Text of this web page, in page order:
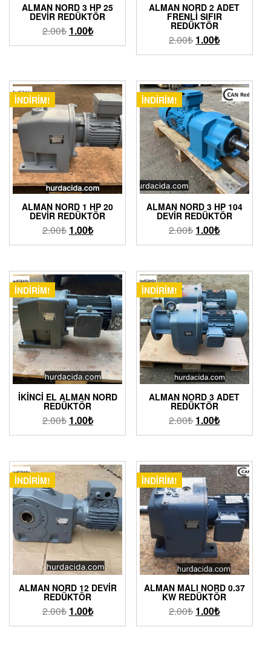
ALMAN NORD 3 HP 25
DEVIR REDÜKTÖR
2.00₺ 1.00₺
ALMAN NORD 2 ADET
FRENLI SIFIR
REDÜKTÖR
2.00₺ 1.00₺
İNDIRIM!
ALMAN NORD 1 HP 20
DEVIR REDÜKTÖR
2.00₺ 1.00₺
İNDIRIM!
ALMAN NORD 3 HP 104
DEVIR REDÜKTÖR
2.00₺ 1.00₺
İNDIRIM!
İKINCI EL ALMAN NORD
REDÜKTÖR
2.00₺ 1.00₺
İNDIRIM!
ALMAN NORD 3 ADET
REDÜKTÖR
2.00₺ 1.00₺
İNDIRIM!
ALMAN NORD 12 DEVIR
REDÜKTÖR
2.00₺ 1.00₺
İNDIRIM!
ALMAN MALI NORD 0.37
KW REDÜKTÖR
2.00₺ 1.00₺